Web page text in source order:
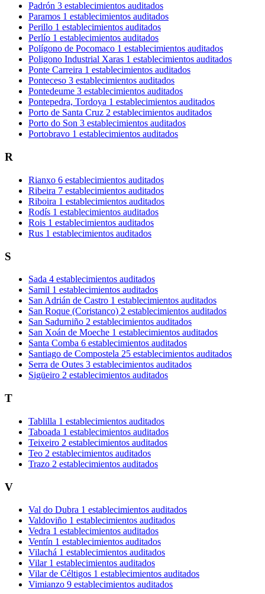
Padrón 3 establecimientos auditados
Paramos 1 establecimientos auditados
Perillo 1 establecimientos auditados
Perlío 1 establecimientos auditados
Polígono de Pocomaco 1 establecimientos auditados
Poligono Industrial Xaras 1 establecimientos auditados
Ponte Carreira 1 establecimientos auditados
Ponteceso 3 establecimientos auditados
Pontedeume 3 establecimientos auditados
Pontepedra, Tordoya 1 establecimientos auditados
Porto de Santa Cruz 2 establecimientos auditados
Porto do Son 3 establecimientos auditados
Portobravo 1 establecimientos auditados
R
Rianxo 6 establecimientos auditados
Ribeira 7 establecimientos auditados
Riboira 1 establecimientos auditados
Rodís 1 establecimientos auditados
Rois 1 establecimientos auditados
Rus 1 establecimientos auditados
S
Sada 4 establecimientos auditados
Samil 1 establecimientos auditados
San Adrián de Castro 1 establecimientos auditados
San Roque (Coristanco) 2 establecimientos auditados
San Sadurniño 2 establecimientos auditados
San Xoán de Moeche 1 establecimientos auditados
Santa Comba 6 establecimientos auditados
Santiago de Compostela 25 establecimientos auditados
Serra de Outes 3 establecimientos auditados
Sigüeiro 2 establecimientos auditados
T
Tablilla 1 establecimientos auditados
Taboada 1 establecimientos auditados
Teixeiro 2 establecimientos auditados
Teo 2 establecimientos auditados
Trazo 2 establecimientos auditados
V
Val do Dubra 1 establecimientos auditados
Valdoviño 1 establecimientos auditados
Vedra 1 establecimientos auditados
Ventín 1 establecimientos auditados
Vilachá 1 establecimientos auditados
Vilar 1 establecimientos auditados
Vilar de Céltigos 1 establecimientos auditados
Vimianzo 9 establecimientos auditados